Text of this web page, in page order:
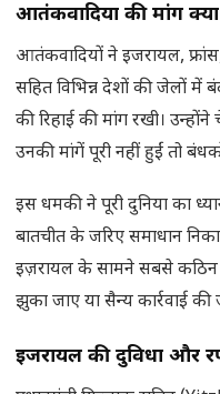
आतंकवादियों की मांग
आतंकवादियों ने इजरायल,
सहित विभिन्न देशों की जेलों में
की रिहाई की मांग रखी।
उनकी मांगें पूरी नहीं हुईं तो
इस धमकी ने पूरी दुनिया का
बातचीत के जरिए समाधान
इज़रायल के सामने सबसे
झुका जाए या सैन्य कार्रवाई की
इजरायल की दुविधा और